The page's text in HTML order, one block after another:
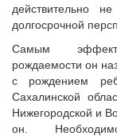
действительно
долгосрочной
Самым
рождаемости он
с рождением
Сахалинской
Нижегородской и
он.